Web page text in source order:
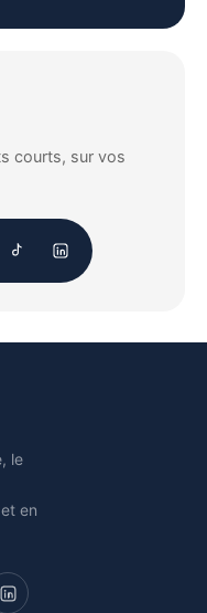
courts, sur vos
le
en